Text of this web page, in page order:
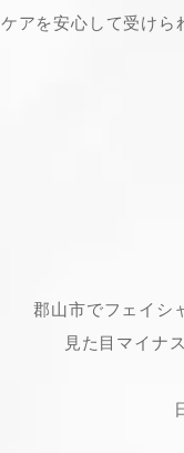
アを安心して受けら
郡山市でフェイシ
見た目マイナ